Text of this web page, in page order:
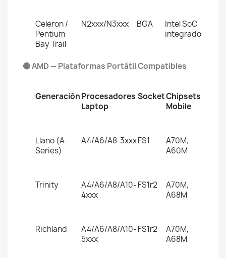
Celeron /
Pentium
Bay Trail
N2xxx/N3xxx BGA
Intel SoC
integrado
🔴 AMD — Plataformas Portátil Compatibles
GeneraciónProcesadores
Laptop
SocketChipsets
Mobile
Llano (A-
Series)
A4/A6/A8-3xxxFS1
A70M,
A60M
Trinity
A4/A6/A8/A10-
4xxx
FS1r2
A70M,
A68M
Richland
A4/A6/A8/A10-
5xxx
FS1r2
A70M,
A68M